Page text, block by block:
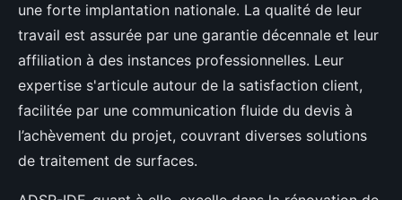
une forte implantation nationale. La qualité de leur
travail est assurée par une garantie décennale et leur
affiliation à des instances professionnelles. Leur
expertise s'articule autour de la satisfaction client,
facilitée par une communication fluide du devis à
l’achèvement du projet, couvrant diverses solutions
de traitement de surfaces.